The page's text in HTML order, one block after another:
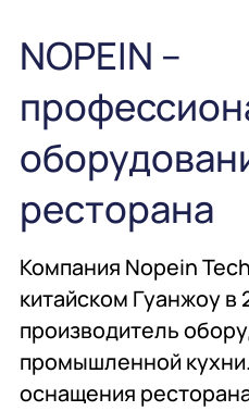
Химия
NOPEIN –
ресторана
Компания Nopein
китайском Гуанжоу в
производитель
промышленной
оснащения